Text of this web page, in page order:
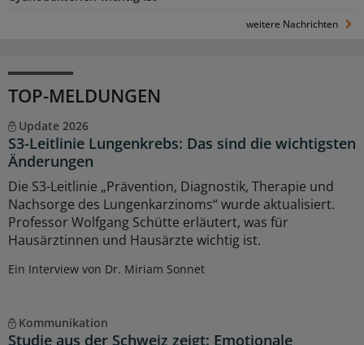
weitere Nachrichten
TOP-MELDUNGEN
Update 2026
S3-Leitlinie Lungenkrebs: Das sind die wichtigsten
Änderungen
Die S3-Leitlinie „Prävention, Diagnostik, Therapie und
Nachsorge des Lungenkarzinoms“ wurde aktualisiert.
Professor Wolfgang Schütte erläutert, was für
Hausärztinnen und Hausärzte wichtig ist.
Ein Interview von Dr. Miriam Sonnet
Kommunikation
Studie aus der Schweiz zeigt: Emotionale